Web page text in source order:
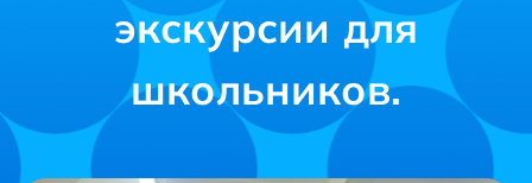
экскурсии для
школьников.